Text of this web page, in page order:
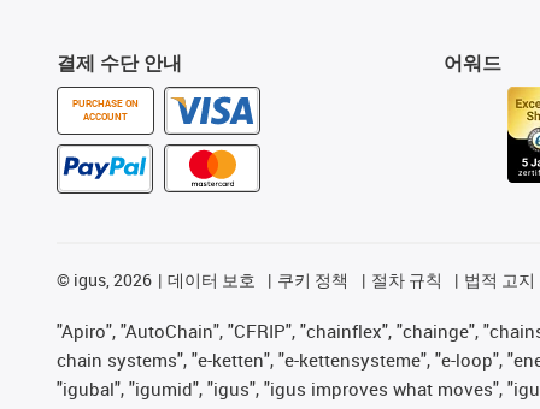
결제 수단 안내
PURCHASE ON
ACCOUNT
어워드
© igus, 2026 데이터 보호 쿠키 정책 절차 규칙 법적 고지
"Apiro", "AutoChain", "CFRIP", "chainflex", "chainge",
chain systems", "e-ketten", "e-kettensysteme", "e-loop",
"igubal", "igumid", "igus", "igus improves what moves",